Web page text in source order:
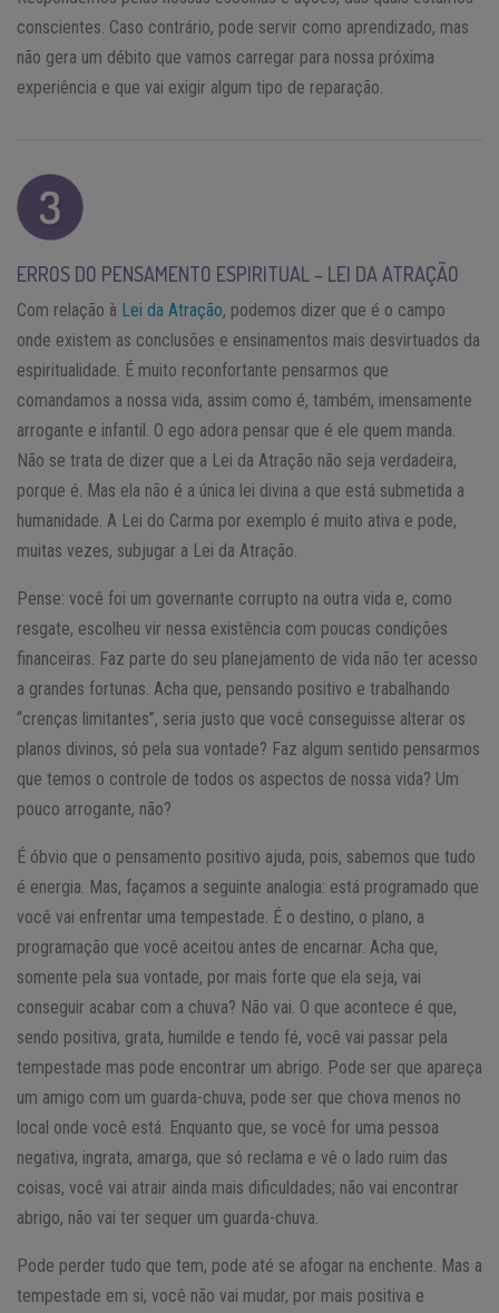
conscientes. Caso contrário, pode servir como aprendizado, mas
não gera um débito que vamos carregar para nossa próxima
experiência e que vai exigir algum tipo de reparação.
ERROS DO PENSAMENTO ESPIRITUAL – LEI DA ATRAÇÃO
Com relação à Lei da Atração, podemos dizer que é o campo
onde existem as conclusões e ensinamentos mais desvirtuados da
espiritualidade. É muito reconfortante pensarmos que
comandamos a nossa vida, assim como é, também, imensamente
arrogante e infantil. O ego adora pensar que é ele quem manda.
Não se trata de dizer que a Lei da Atração não seja verdadeira,
porque é. Mas ela não é a única lei divina a que está submetida a
humanidade. A Lei do Carma por exemplo é muito ativa e pode,
muitas vezes, subjugar a Lei da Atração.
Pense: você foi um governante corrupto na outra vida e, como
resgate, escolheu vir nessa existência com poucas condições
financeiras. Faz parte do seu planejamento de vida não ter acesso
a grandes fortunas. Acha que, pensando positivo e trabalhando
“crenças limitantes”, seria justo que você conseguisse alterar os
planos divinos, só pela sua vontade? Faz algum sentido pensarmos
que temos o controle de todos os aspectos de nossa vida? Um
pouco arrogante, não?
É óbvio que o pensamento positivo ajuda, pois, sabemos que tudo
é energia. Mas, façamos a seguinte analogia: está programado que
você vai enfrentar uma tempestade. É o destino, o plano, a
programação que você aceitou antes de encarnar. Acha que,
somente pela sua vontade, por mais forte que ela seja, vai
conseguir acabar com a chuva? Não vai. O que acontece é que,
sendo positiva, grata, humilde e tendo fé, você vai passar pela
tempestade mas pode encontrar um abrigo. Pode ser que apareça
um amigo com um guarda-chuva, pode ser que chova menos no
local onde você está. Enquanto que, se você for uma pessoa
negativa, ingrata, amarga, que só reclama e vê o lado ruim das
coisas, você vai atrair ainda mais dificuldades; não vai encontrar
abrigo, não vai ter sequer um guarda-chuva.
Pode perder tudo que tem, pode até se afogar na enchente. Mas a
tempestade em si, você não vai mudar, por mais positiva e